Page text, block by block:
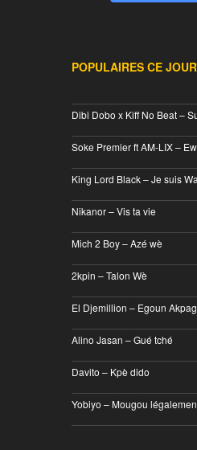
POPULAIRES CE JOUR
Dibi Dobo x Kiff No Beat –
Soke Premier ft AM-LIX –
King Lord Black – Je suis
Nikanor – Vis ta vie
Mich 2 Boy – Azé wè
2kpin – Talon Wè
El Djemillion – Egoun
Alino Jasan – Gué tché
Davito – Kpè dido
Yobiyo – Mougou